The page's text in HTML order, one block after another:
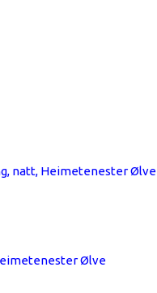
natt, Heimetenester Ølve
Ølve